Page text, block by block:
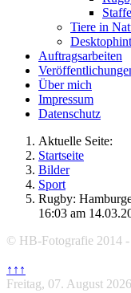
Tiere in
Auftragsarbeiten
Über mich
Impressum
Datenschutz
Aktuelle Seite:
Startseite
Bilder
Sport
Rugby:
16:03 am
© HB-Fotografie 2014
↑↑↑
Freitag, 07. August 2026